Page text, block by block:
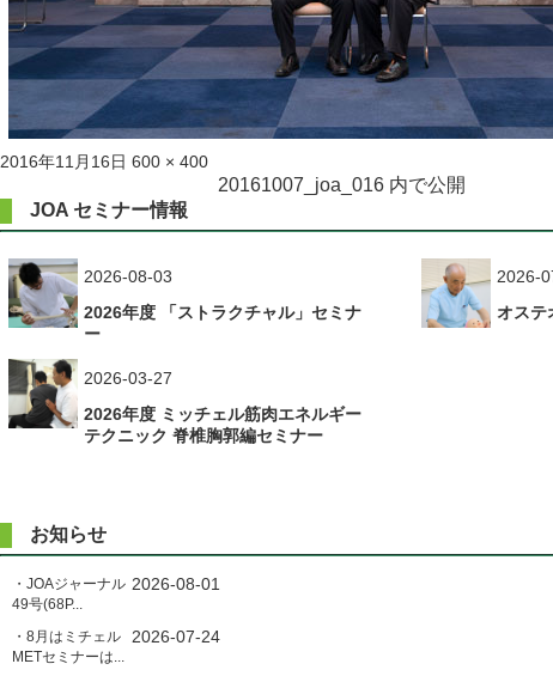
投
2016年11月16日 フ
サ
イ
600 × 400
投
稿
ゲ
ョ
20161007_joa_016 内で公開
JOA セミナー情報
2026-08-03
2026年度 「ストラクチャル」セミナ
ー
2026-
オステ
2026-03-27
2026年度 ミッチェル筋肉エネルギー
テクニック 脊椎胸郭編セミナー
お知らせ
・JOAジャーナル
49号(68P...
2026-08-01
・8月はミチェル
METセミナーは...
2026-07-24